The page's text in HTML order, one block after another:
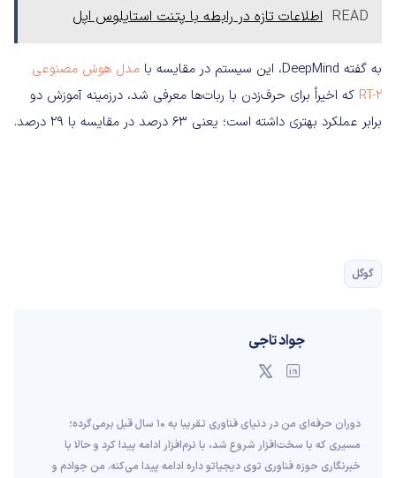
READ اطلاعات تازه در رابطه با پتنت استایلوس اپل
به گفته DeepMind، این سیستم در مقایسه با
مدل هوش مصنوعی
RT-2 که اخیراً برای حرف‌زدن با ربات‌ها معرفی شد، درزمینه آموزش دو
برابر عملکرد بهتری داشته است؛ یعنی 63 درصد در مقایسه با 29 درصد.
گوگل
جواد تاجی
دوران حرفه‌ای من در دنیای فناوری تقریبا به ۱۰ سال قبل برمی‌گرده؛
مسیری که با سخت‌افزار شروع شد، با نرم‌افزار ادامه پیدا کرد و حالا با
خبرنگاری حوزه فناوری توی دیجیاتو داره ادامه پیدا می‌کنه. من جوادم و